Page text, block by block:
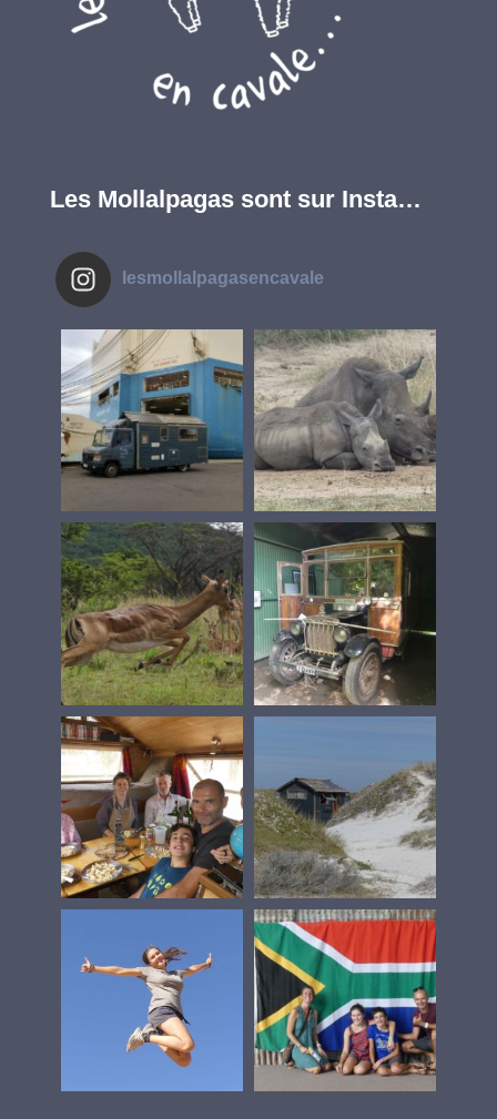
Les Mollalpagas sont sur Insta…
lesmollalpagasencavale